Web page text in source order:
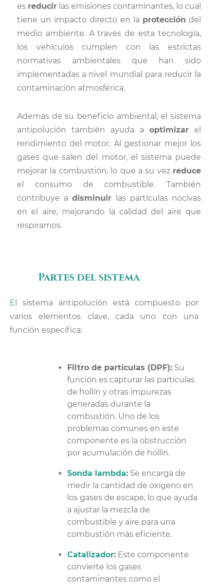
es reducir las emisiones contaminantes, lo cual
tiene un impacto directo en la protección del
medio ambiente. A través de esta tecnología,
los vehículos cumplen con las estrictas
normativas ambientales que han sido
implementadas a nivel mundial para reducir la
contaminación atmosférica.
Además de su beneficio ambiental, el sistema
antipolución también ayuda a optimizar el
rendimiento del motor. Al gestionar mejor los
gases que salen del motor, el sistema puede
mejorar la combustión, lo que a su vez reduce
el consumo de combustible. También
contribuye adisminuir las partículas nocivas
en el aire, mejorando la calidad del aire que
respiramos.
Partes del sistema
El sistema antipolución está compuesto por
varios elementos clave, cada uno con una
función específica:
Filtro de partículas (DPF): Su
función es capturar las partículas
de hollín y otras impurezas
generadas durante la
combustión. Uno de los
problemas comunes en este
componente es la obstrucción
por acumulación de hollín.
Sonda lambda: Se encarga de
medir la cantidad de oxígeno en
los gases de escape, lo que ayuda
a ajustar la mezcla de
combustible y aire para una
combustión más eficiente.
Catalizador: Este componente
convierte los gases
contaminantes como el